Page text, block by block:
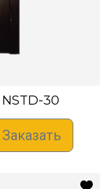
NSTD-30
Заказать